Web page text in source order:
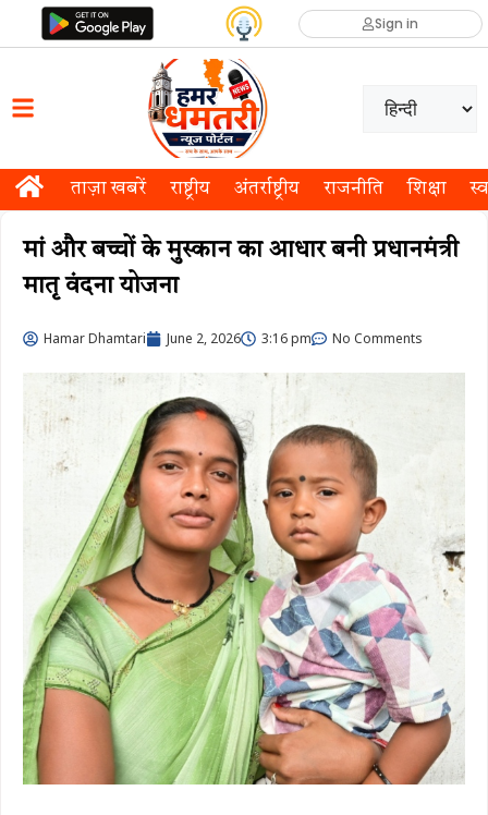
Sign in
ताज़ा खबरें राष्ट्रीय अंतर्राष्ट्रीय राजनीति शिक्षा
मां और बच्चों के मुस्कान का आधार बनी प्रधानमंत्री
मातृ वंदना योजना
Hamar Dhamtari June 2, 2026 3:16 pm No Comments